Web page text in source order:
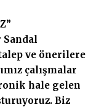
Sandal
ve önerilere
çalışmalar
hale gelen
Biz